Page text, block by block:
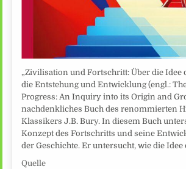
„Zivilisation und Fortschritt: Über die Idee
die Entstehung und Entwicklung (engl.:
Progress: An Inquiry into its Origin and
nachdenkliches Buch des renommierten
Klassikers J.B. Bury. In diesem Buch
Konzept des Fortschritts und seine
der Geschichte. Er untersucht, wie die
Quelle